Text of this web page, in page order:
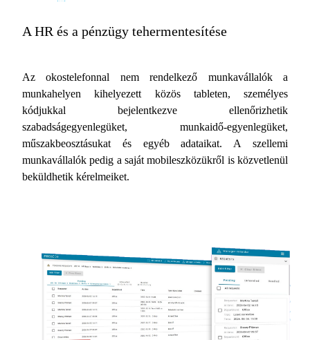
A HR és a pénzügy tehermentesítése
Az okostelefonnal nem rendelkező munkavállalók a
munkahelyen kihelyezett közös tableten, személyes
kódjukkal bejelentkezve ellenőrizhetik
szabadságegyenlegüket, munkaidő-egyenlegüket,
műszakbeosztásukat és egyéb adataikat. A szellemi
munkavállalók pedig a saját mobileszközükről is közvetlenül
beküldhetik kérelmeiket.